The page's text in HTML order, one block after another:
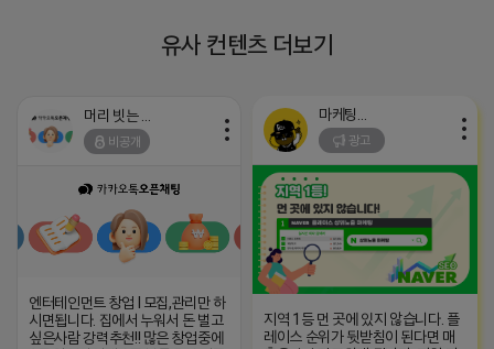
유사 컨텐츠 더보기
비공개
엔터테인먼트 창업 l 모집,관리만 하
시면됩니다. 집에서 누워서 돈 벌고
싶은사람 강력추천!! 많은 창업중에
광고
지역 1등 먼 곳에 있지 않습니다. 플
레이스 순위가 뒷받침이 된다면 매